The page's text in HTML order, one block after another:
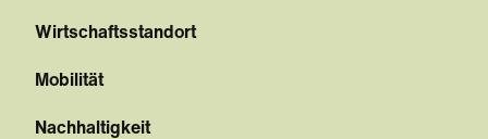
Wirtschaftsstandort
Mobilität
Nachhaltigkeit